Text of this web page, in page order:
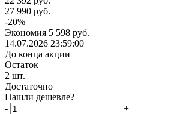
27 990 руб.
-20%
Экономия 5 598 руб.
14.07.2026 23:59:00
До конца акции
Остаток
2 шт.
Достаточно
Нашли дешевле?
-
+